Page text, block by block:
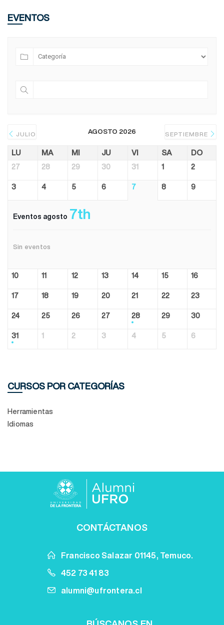
EVENTOS
JULIO AGOSTO 2026 SEPTIEMBRE
LU MA MI JU VI SA DO
27 28 29 30 31 1 2
3 4 5 6 7 8 9
Eventos agosto 7th
Sin eventos
10 11 12 13 14 15 16
17 18 19 20 21 22 23
24 25 26 27 28 29 30
31 1 2 3 4 5 6
CURSOS POR CATEGORÍAS
Herramientas
Idiomas
CONTÁCTANOS
Francisco Salazar 01145, Temuco.
452 73 41 83
alumni@ufrontera.cl